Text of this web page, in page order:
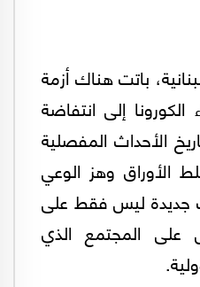
باتت هناك أزمة
إلى انتفاضة
الأحداث المفصلية
الأوراق وهز الوعي
جديدة ليس فقط على
على المجتمع الذي